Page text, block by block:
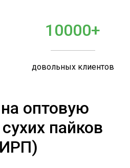
10000+
довольных клиентов
оптовую
пайков